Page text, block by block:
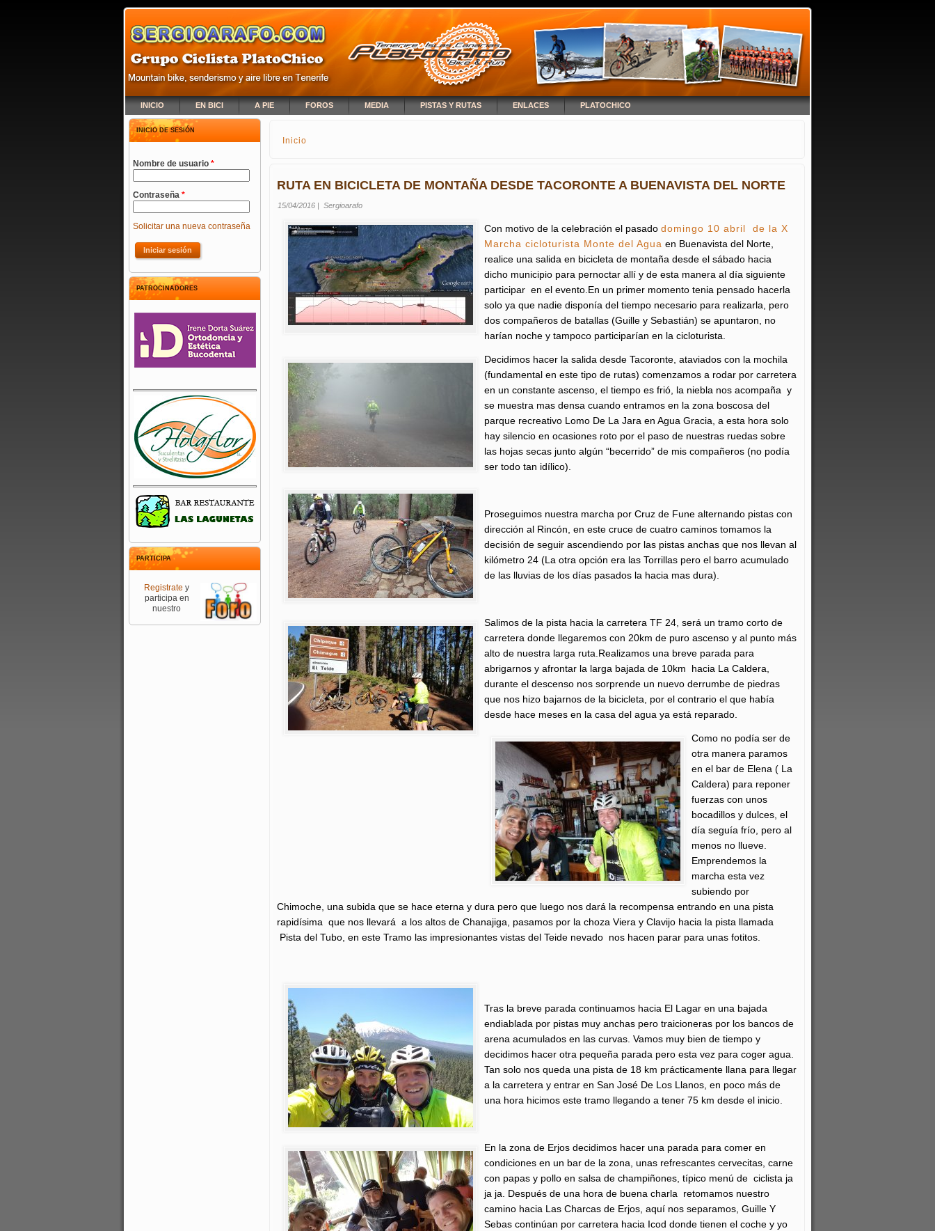
INICIO EN BICI A PIE FOROS MEDIA PISTAS Y RUTAS ENLACES PLATOCHICO
INICIO DE SESIÓN
Nombre de usuario *
Contraseña *
Solicitar una nueva contraseña
PATROCINADORES
PARTICIPA
Registrate y
participa en
nuestro
SE ENCUENTRA USTED AQUÍ
Inicio
RUTA EN BICICLETA DE MONTAÑA DESDE TACORONTE A BUENAVISTA DEL NORTE
15/04/2016 Sergioarafo
Con motivo de la celebración el pasado domingo 10 abril de la X
Marcha cicloturista Monte del Agua en Buenavista del Norte,
realice una salida en bicicleta de montaña desde el sábado hacia
dicho municipio para pernoctar allí y de esta manera al día siguiente
participar en el evento.En un primer momento tenia pensado hacerla
solo ya que nadie disponía del tiempo necesario para realizarla, pero
dos compañeros de batallas (Guille y Sebastián) se apuntaron, no
harían noche y tampoco participarían en la cicloturista.
Decidimos hacer la salida desde Tacoronte, ataviados con la mochila
(fundamental en este tipo de rutas) comenzamos a rodar por carretera
en un constante ascenso, el tiempo es frió, la niebla nos acompaña y
se muestra mas densa cuando entramos en la zona boscosa del
parque recreativo Lomo De La Jara en Agua Gracia, a esta hora solo
hay silencio en ocasiones roto por el paso de nuestras ruedas sobre
las hojas secas junto algún “becerrido” de mis compañeros (no podía
ser todo tan idílico).
Proseguimos nuestra marcha por Cruz de Fune alternando pistas con
dirección al Rincón, en este cruce de cuatro caminos tomamos la
decisión de seguir ascendiendo por las pistas anchas que nos llevan al
kilómetro 24 (La otra opción era las Torrillas pero el barro acumulado
de las lluvias de los días pasados la hacia mas dura).
Salimos de la pista hacia la carretera TF 24, será un tramo corto de
carretera donde llegaremos con 20km de puro ascenso y al punto más
alto de nuestra larga ruta.Realizamos una breve parada para
abrigarnos y afrontar la larga bajada de 10km hacia La Caldera,
durante el descenso nos sorprende un nuevo derrumbe de piedras
que nos hizo bajarnos de la bicicleta, por el contrario el que había
desde hace meses en la casa del agua ya está reparado.
Como no podía ser de
otra manera paramos
en el bar de Elena ( La
Caldera) para reponer
fuerzas con unos
bocadillos y dulces, el
día seguía frío, pero al
menos no llueve.
Emprendemos la
marcha esta vez
subiendo por
Chimoche, una subida que se hace eterna y dura pero que luego nos dará la recompensa entrando en una pista
rapidísima que nos llevará a los altos de Chanajiga, pasamos por la choza Viera y Clavijo hacia la pista llamada
Pista del Tubo, en este Tramo las impresionantes vistas del Teide nevado nos hacen parar para unas fotitos.
Tras la breve parada continuamos hacia El Lagar en una bajada
endiablada por pistas muy anchas pero traicioneras por los bancos de
arena acumulados en las curvas. Vamos muy bien de tiempo y
decidimos hacer otra pequeña parada pero esta vez para coger agua.
Tan solo nos queda una pista de 18 km prácticamente llana para llegar
a la carretera y entrar en San José De Los Llanos, en poco más de
una hora hicimos este tramo llegando a tener 75 km desde el inicio.
En la zona de Erjos decidimos hacer una parada para comer en
condiciones en un bar de la zona, unas refrescantes cervecitas, carne
con papas y pollo en salsa de champiñones, típico menú de ciclista ja
ja ja. Después de una hora de buena charla retomamos nuestro
camino hacia Las Charcas de Erjos, aquí nos separamos, Guille Y
Sebas continúan por carretera hacia Icod donde tienen el coche y yo